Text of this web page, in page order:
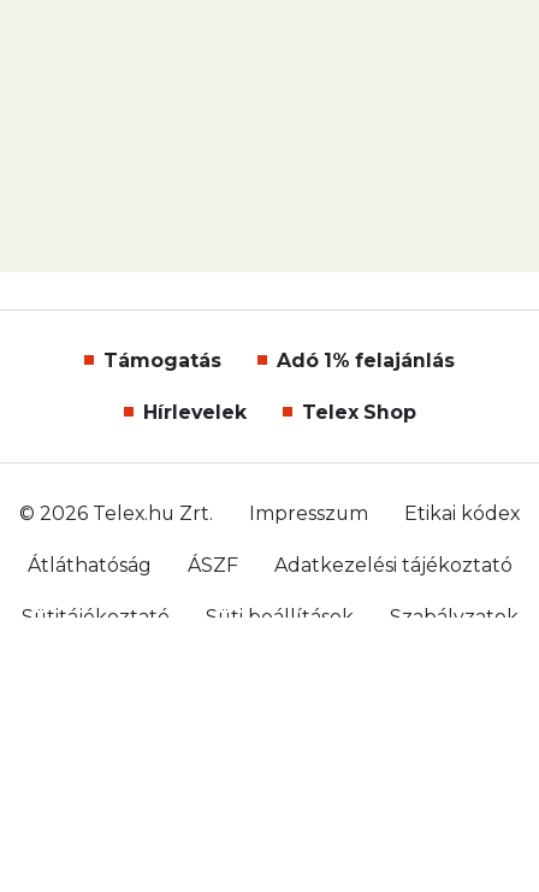
Támogatás Adó 1% felajánlás
Hírlevelek Telex Shop
© 2026 Telex.hu Zrt. Impresszum Etikai kódex
Átláthatóság ÁSZF Adatkezelési tájékoztató
Sütitájékoztató Süti beállítások Szabályzatok